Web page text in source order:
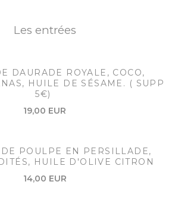
Les entrées
DAURADE ROYALE, COCO,
HUILE DE SÉSAME. ( SUPP
5€)
19,00 EUR
POULPE EN PERSILLADE,
HUILE D'OLIVE CITRON
14,00 EUR